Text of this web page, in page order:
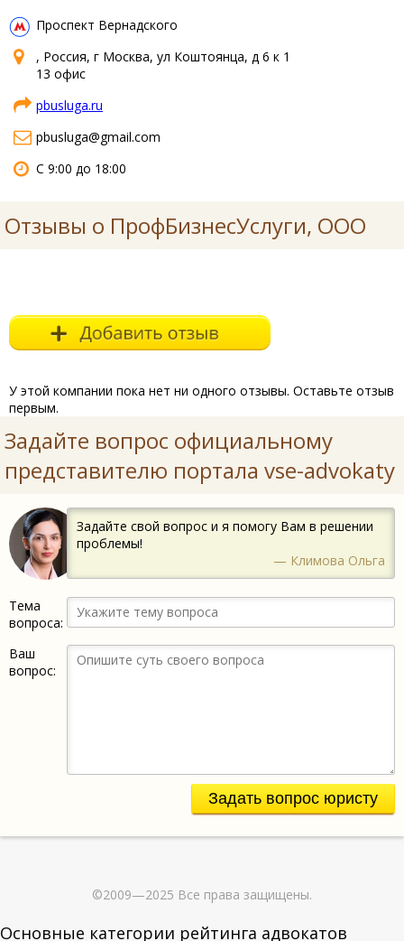
Проспект Вернадского
, Россия, г Москва, ул Коштоянца, д 6 к 1
13 офис
pbusluga.ru
pbusluga@gmail.com
С 9:00 до 18:00
Отзывы о ПрофБизнесУслуги, ООО
У этой компании пока нет ни одного отзывы. Оставьте отзыв
первым.
Задайте вопрос официальному
представителю портала vse-advokaty
Задайте свой вопрос и я помогу Вам в решении
проблемы!
— Климова Ольга
Тема
вопроса:
Ваш
вопрос:
Задать вопрос юристу
©2009—2025 Все права защищены.
Основные категории рейтинга адвокатов